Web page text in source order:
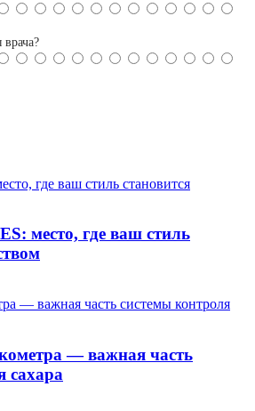
где ваш стиль становится
место, где ваш стиль
— важная часть системы контроля
— важная часть
сахара